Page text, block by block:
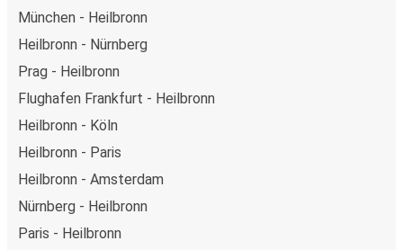
München - Heilbronn
Heilbronn - Nürnberg
Prag - Heilbronn
Flughafen Frankfurt - Heilbronn
Heilbronn - Köln
Heilbronn - Paris
Heilbronn - Amsterdam
Nürnberg - Heilbronn
Paris - Heilbronn